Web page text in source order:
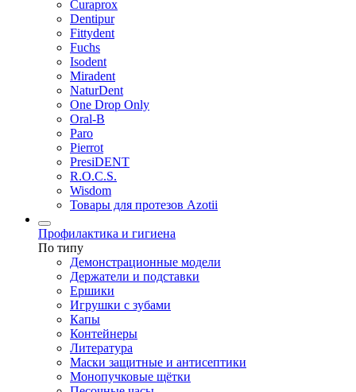
Curaprox
Dentipur
Fittydent
Fuchs
Isodent
Miradent
NaturDent
One Drop Only
Oral-B
Paro
Pierrot
PresiDENT
R.O.C.S.
Wisdom
Товары для протезов Azotii
Профилактика и гигиена
По типу
Демонстрационные модели
Держатели и подставки
Ершики
Игрушки с зубами
Капы
Контейнеры
Литература
Маски защитные и антисептики
Монопучковые щётки